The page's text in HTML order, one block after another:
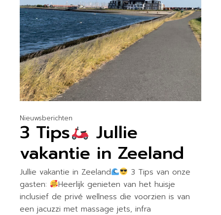
Nieuwsberichten
3 Tips Jullie
vakantie in Zeeland
Jullie vakantie in Zeeland
3 Tips van onze
gasten:
Heerlijk genieten van het huisje
inclusief de privé wellness die voorzien is van
een jacuzzi met massage jets, infra